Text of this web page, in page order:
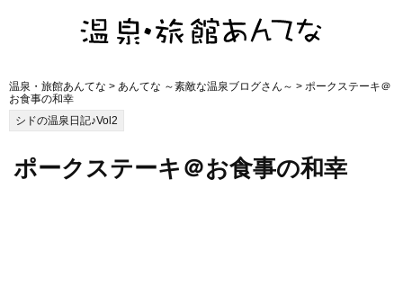
温泉・旅館あんてな > あんてな ～素敵な温泉ブログさん～ > ポークステーキ＠
お食事の和幸
シドの温泉日記♪Vol2
ポークステーキ＠お食事の和幸